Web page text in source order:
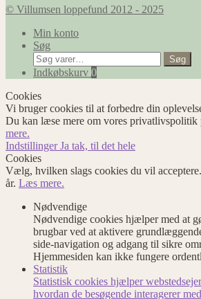
© Villumsen loppefund 2012 - 2025
Min konto
Søg
Søg
efter:
Søg
Indkøbskurv 0
Cookies
Vi bruger cookies til at forbedre din
Du kan læse mere om vores privatlivspolitik
mere.
IndstillingerJa tak, til det hele
Cookies
Vælg, hvilken slags cookies du vil
år. Læs mere.
Nødvendige
Nødvendige cookies hjælper med at
brugbar ved at aktivere
side-navigation og adgang til sikre
Hjemmesiden kan ikke fungere
Statistik
Statistisk cookies hjælper
hvordan de besøgende interagerer